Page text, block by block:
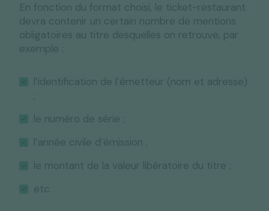
En fonction du format choisi, le ticket-restaurant
devra contenir un certain nombre de mentions
obligatoires au titre desquelles on retrouve, par
exemple :
l’identification de l’émetteur (nom et adresse)
le numéro de série ;
l’année civile d’émission ;
le montant de la valeur libératoire du titre ;
etc.